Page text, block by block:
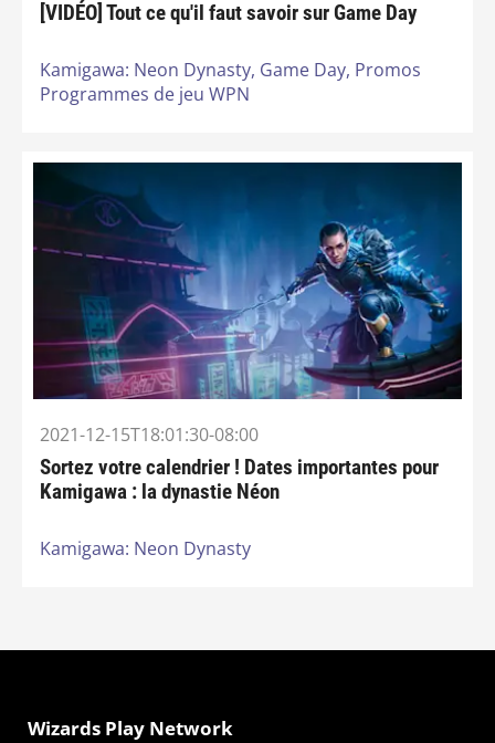
[VIDÉO] Tout ce qu'il faut savoir sur Game Day
Kamigawa: Neon Dynasty, Game Day, Promos
Programmes de jeu WPN
2021-12-15T18:01:30-08:00
Sortez votre calendrier ! Dates importantes pour
Kamigawa : la dynastie Néon
Kamigawa: Neon Dynasty
Wizards Play Network